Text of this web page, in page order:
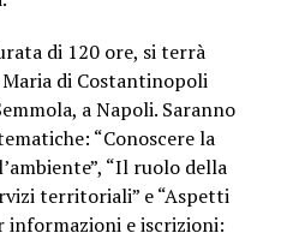
di 120 ore, si terrà
di Costantinopoli
a Napoli. Saranno
“Conoscere la
“Il ruolo della
territoriali” e “Aspetti
informazioni e iscrizioni: